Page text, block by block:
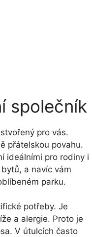
společník
‌pro vás.
přátelskou povahu.
ideálními pro rodiny i
a navíc ⁢vám
parku.
potřeby.‍ Je
a alergie. Proto ‍je
V útulcích často